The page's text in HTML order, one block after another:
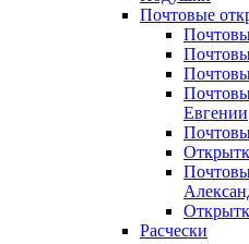
Почтовые
Евгении
Расчески